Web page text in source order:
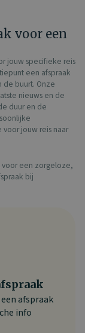
voor een
jouw specifieke reis
een afspraak
de buurt. Onze
nieuws en de
duur en de
voor jouw reis naar
voor een zorgeloze,
bij
afspraak
info